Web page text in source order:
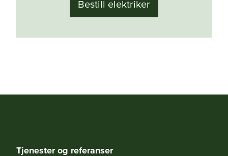
Bestill elektriker
Tjenester og referanser